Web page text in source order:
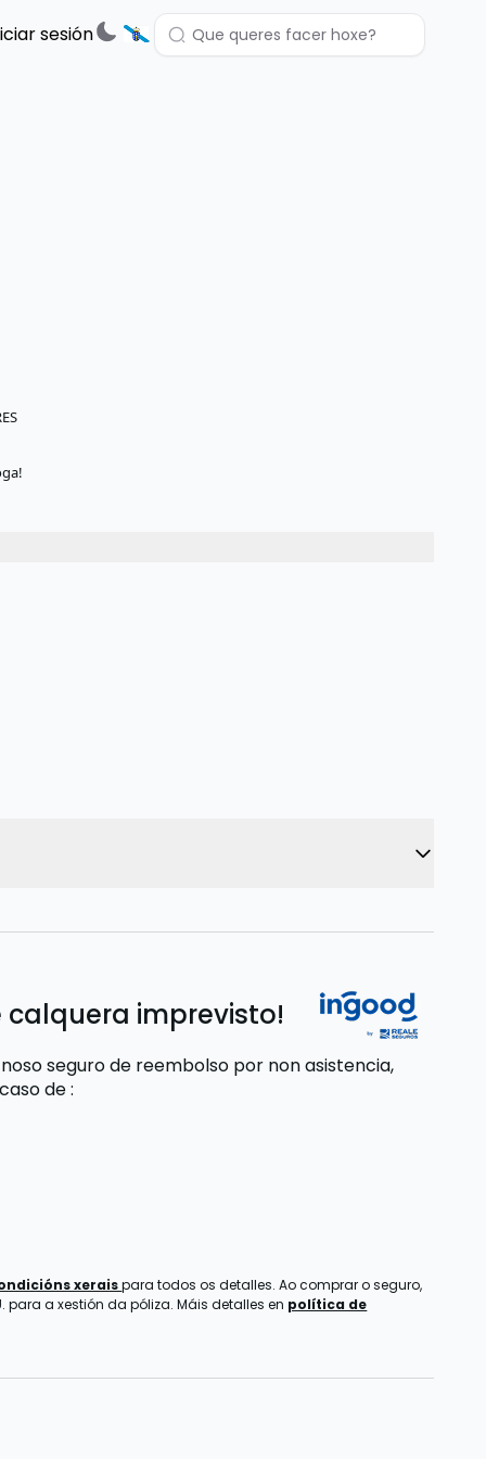
sesión
imprevisto!
seguro de reembolso por non asistencia,
de:
xeraispara todos os detalles. Ao comprar o seguro,
para a xestión da póliza. Máis detalles en política de